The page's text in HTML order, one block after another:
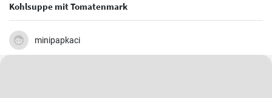
Kohlsuppe mit Tomatenmark
minipapkaci